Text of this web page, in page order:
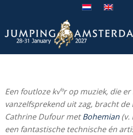
Een foutloze k√ºr op muziek, die
vanzelfsprekend uit zag, bracht de
Cathrine Dufour metBohemian (v.
een fantastische technische én